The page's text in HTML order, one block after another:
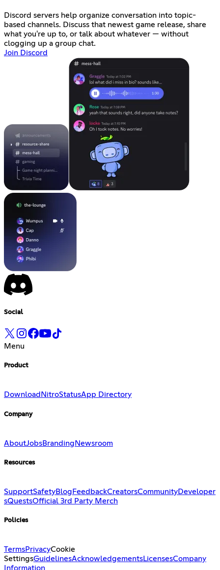
Discord servers help organize conversation into topic-
based channels. Discuss that newest game release, share
what you're up to, or talk about whatever — without
clogging up a group chat.
Join Discord
Social
Menu
Product
Download NitroStatusApp Directory
Company
AboutJobsBranding Newsroom
Resources
SupportSafetyBlog FeedbackCreatorsCommunityDeveloper
sQuestsOfficial 3rd Party Merch
Policies
TermsPrivacyCookie
SettingsGuidelinesAcknowledgementsLicensesCompany
Information